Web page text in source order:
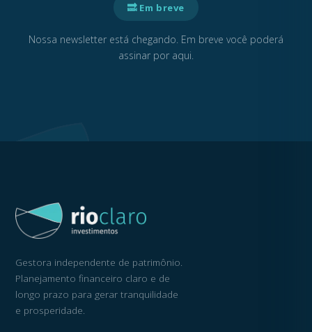
🔜 Em breve
Nossa newsletter está chegando. Em breve você poderá
assinar por aqui.
Gestora independente de patrimônio.
Planejamento financeiro claro e de
longo prazo para gerar tranquilidade
e prosperidade.